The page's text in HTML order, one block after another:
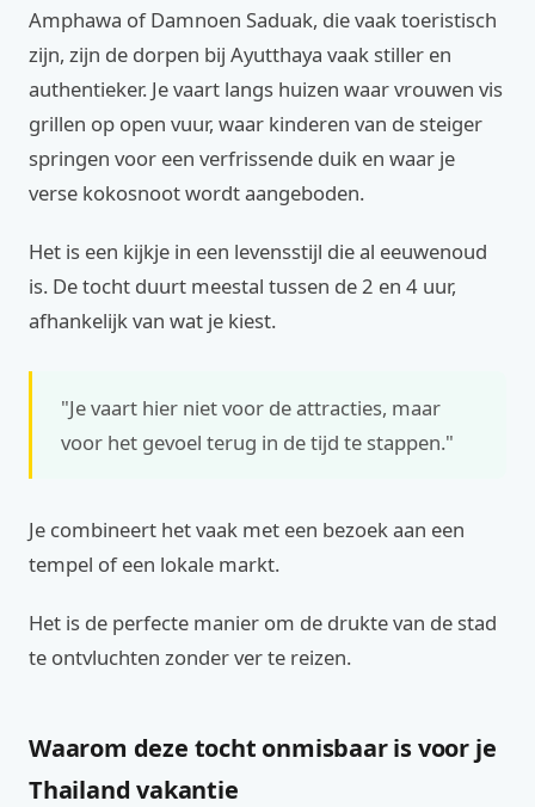
Amphawa of Damnoen Saduak, die vaak toeristisch
zijn, zijn de dorpen bij Ayutthaya vaak stiller en
authentieker. Je vaart langs huizen waar vrouwen vis
grillen op open vuur, waar kinderen van de steiger
springen voor een verfrissende duik en waar je
verse kokosnoot wordt aangeboden.
Het is een kijkje in een levensstijl die al eeuwenoud
is. De tocht duurt meestal tussen de 2 en 4 uur,
afhankelijk van wat je kiest.
"Je vaart hier niet voor de attracties, maar
voor het gevoel terug in de tijd te stappen."
Je combineert het vaak met een bezoek aan een
tempel of een lokale markt.
Het is de perfecte manier om de drukte van de stad
te ontvluchten zonder ver te reizen.
Waarom deze tocht onmisbaar is voor je
Thailand vakantie